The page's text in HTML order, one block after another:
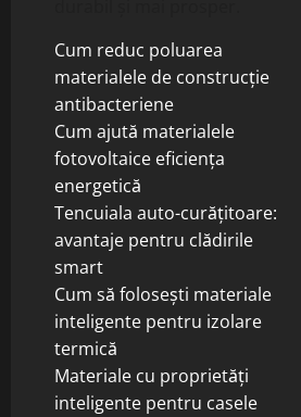
Cum reduc poluarea
materialele de construcție
antibacteriene
Cum ajută materialele
fotovoltaice eficiența
energetică
Tencuiala auto-curățitoare:
avantaje pentru clădirile
smart
Cum să folosești materiale
inteligente pentru izolare
termică
Materiale cu proprietăți
inteligente pentru casele